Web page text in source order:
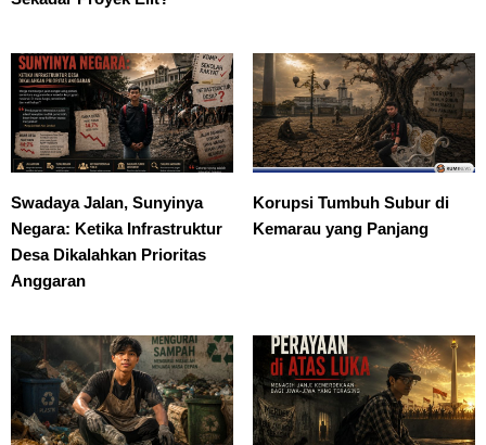
Swadaya Jalan, Sunyinya
Negara: Ketika Infrastruktur
Desa Dikalahkan Prioritas
Anggaran
Korupsi Tumbuh Subur di
Kemarau yang Panjang